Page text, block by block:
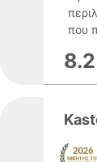
που
8.2